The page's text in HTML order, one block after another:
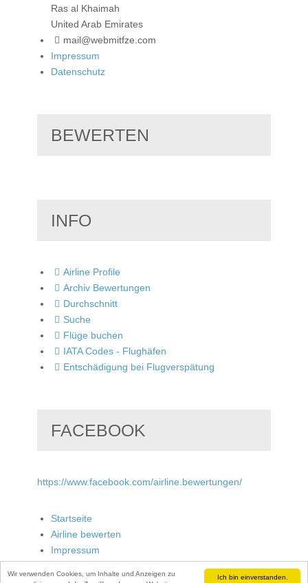
Ich bin einverstanden.
Wir verwenden Cookies, um Inhalte und Anzeigen zu
Ras al Khaimah
United Arab Emirates
mail@webmitfze.com
Impressum
Datenschutz
BEWERTEN
INFO
Airline Profile
Archiv Bewertungen
Durchschnitt
Suche
Flüge buchen
IATA Codes - Flughäfen
Entschädigung bei Flugverspätung
FACEBOOK
https://www.facebook.com/airline.bewertungen/
Startseite
Airline bewerten
Impressum